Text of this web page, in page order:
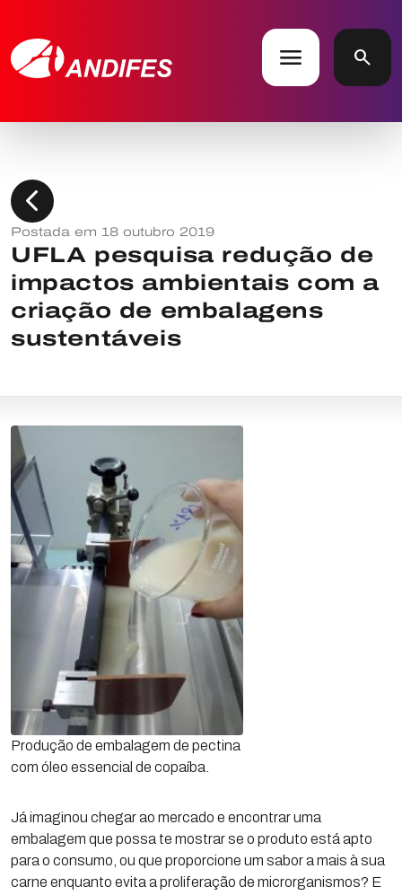
menu search
chevron_left
Postada em 18 outubro 2019
UFLA pesquisa redução de
impactos ambientais com a
criação de embalagens
sustentáveis
Produção de embalagem de pectina
com óleo essencial de copaíba.
Já imaginou chegar ao mercado e encontrar uma
embalagem que possa te mostrar se o produto está apto
para o consumo, ou que proporcione um sabor a mais à sua
carne enquanto evita a proliferação de microrganismos? E